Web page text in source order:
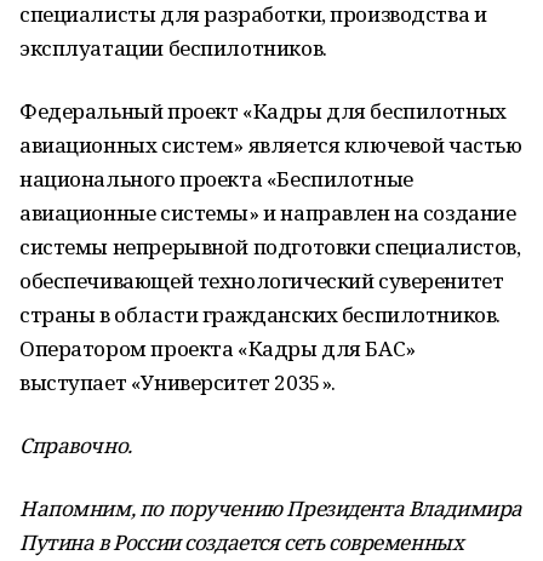
специалисты для разработки, производства и
эксплуатации беспилотников.
Федеральный проект «Кадры для беспилотных
авиационных систем» является ключевой частью
национального проекта «Беспилотные
авиационные системы» и направлен на создание
системы непрерывной подготовки специалистов,
обеспечивающей технологический суверенитет
страны в области гражданских беспилотников.
Оператором проекта «Кадры для БАС»
выступает «Университет 2035».
Справочно.
Напомним, по поручению Президента Владимира
Путина в России создается сеть современных